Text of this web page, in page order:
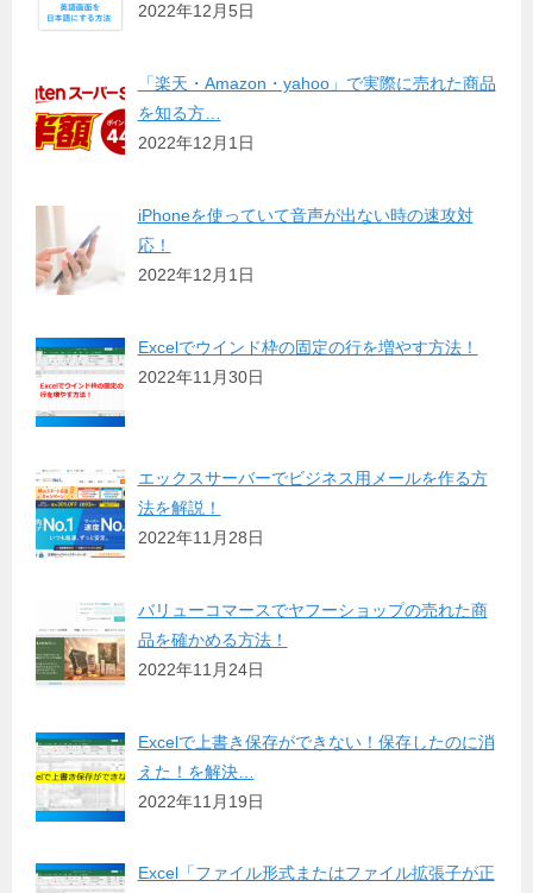
2022年12月5日
「楽天・Amazon・yahoo」で実際に売れた商品
を知る方…
2022年12月1日
iPhoneを使っていて音声が出ない時の速攻対
応！
2022年12月1日
Excelでウインド枠の固定の行を増やす方法！
2022年11月30日
エックスサーバーでビジネス用メールを作る方
法を解説！
2022年11月28日
バリューコマースでヤフーショップの売れた商
品を確かめる方法！
2022年11月24日
Excelで上書き保存ができない！保存したのに消
えた！を解決…
2022年11月19日
Excel「ファイル形式またはファイル拡張子が正